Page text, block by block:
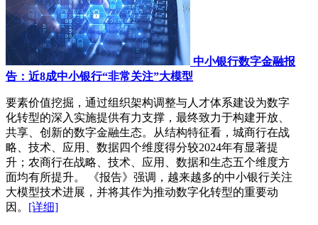
中小银行数字金融报
告：近8成中小银行“非常关注”大模型
要素价值挖掘，通过组织架构调整与人才体系建设为数字
化转型的深入实施提供有力支撑，最终致力于构建开放、
共享、创新的数字金融生态。从结构特征看，城商行在战
略、技术、应用、数据四个维度得分较2024年有显著提
升；农商行在战略、技术、应用、数据和生态五个维度方
面均有所提升。 《报告》强调，越来越多的中小银行关注
大模型技术进展，并将其作为推动数字化转型的重要动
因。 [详细]